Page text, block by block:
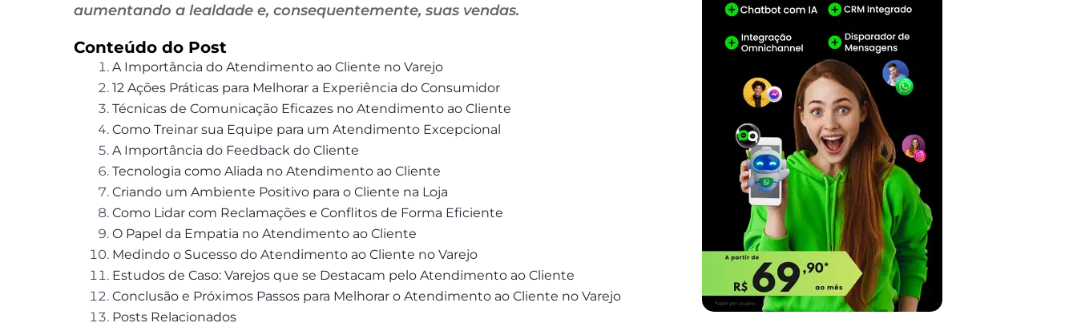
aumentando a lealdade e, consequentemente, suas vendas.
Conteúdo do Post
A Importância do Atendimento ao Cliente no Varejo
12 Ações Práticas para Melhorar a Experiência do Consumidor
Técnicas de Comunicação Eficazes no Atendimento ao Cliente
Como Treinar sua Equipe para um Atendimento Excepcional
A Importância do Feedback do Cliente
Tecnologia como Aliada no Atendimento ao Cliente
Criando um Ambiente Positivo para o Cliente na Loja
Como Lidar com Reclamações e Conflitos de Forma Eficiente
O Papel da Empatia no Atendimento ao Cliente
Medindo o Sucesso do Atendimento ao Cliente no Varejo
Estudos de Caso: Varejos que se Destacam pelo Atendimento ao Cliente
Conclusão e Próximos Passos para Melhorar o Atendimento ao Cliente no Varejo
Posts Relacionados